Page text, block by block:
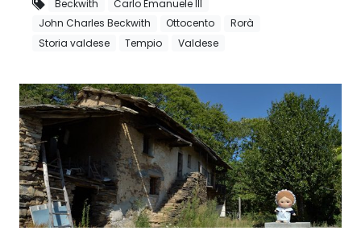
Beckwith
Carlo Emanuele III
John Charles Beckwith
Ottocento
Rorà
Storia valdese
Tempio Valdese